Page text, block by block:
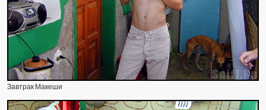
Завтрак Макеши